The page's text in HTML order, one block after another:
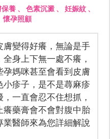
保養 、色素沉澱 、妊娠紋 、
懷孕照顧
變得好癢，無論是手
身上下無一處不癢，
媽咪甚至會看到皮膚
小疹子，是不是蕁麻疹
一直會忍不住想抓，
藥膏會不會對腹中胎
業醫師來為您詳細解說